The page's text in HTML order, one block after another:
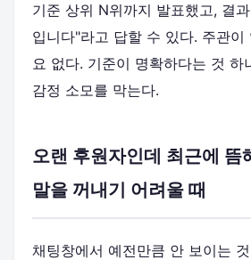
기준 상위 N위까지 발표했고, 결
입니다"라고 답할 수 있다. 주관이
요 없다. 기준이 명확하다는 것 하
감정 소모를 막는다.
오랜 후원자인데 최근에 뜸
말을 꺼내기 어려울 때
채팅창에서 예전만큼 안 보이는